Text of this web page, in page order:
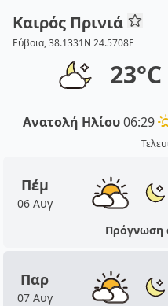
Καιρός Πρινιά
Εύβοια, 38.1331N 24.5708E
23°C
Ανατολή Ηλίου06:29
Πέμ
06 Αυγ
Πρόγνωση
Παρ
07 Αυγ